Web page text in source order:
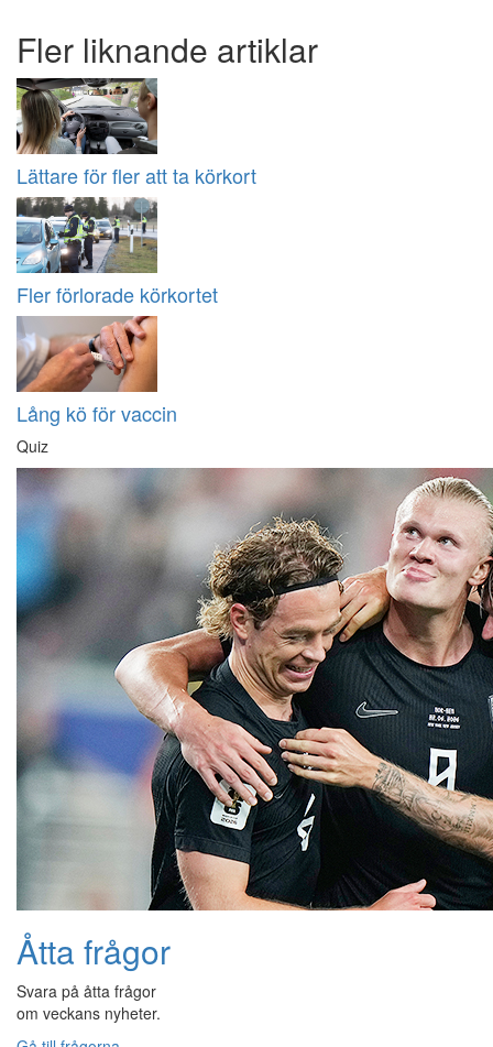
Fler liknande artiklar
Lättare för fler att ta körkort
Fler förlorade körkortet
Lång kö för vaccin
Quiz
Åtta frågor
Svara på åtta frågor
om veckans nyheter.